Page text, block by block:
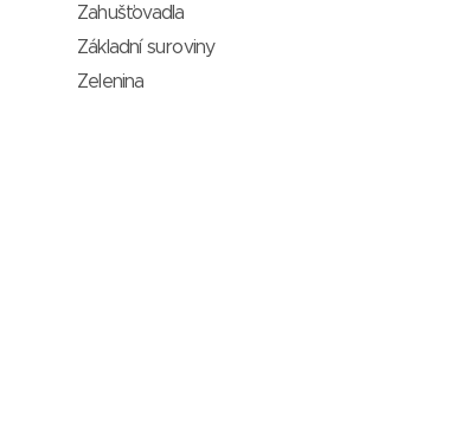
Zahušťovadla
Základní suroviny
Zelenina